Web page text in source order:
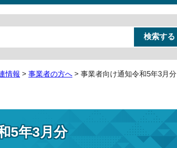
情報 > 事業者の方へ > 事業者向け通知令和5年3月分
5年3月分